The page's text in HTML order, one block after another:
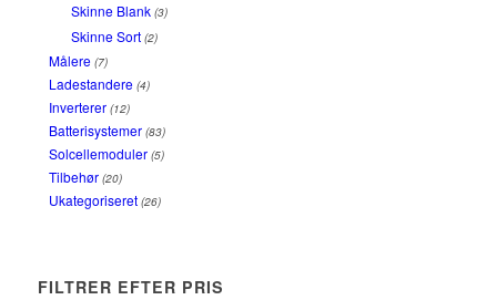
Skinne Blank (3)
Skinne Sort (2)
Målere (7)
Ladestandere (4)
Inverterer (12)
Batterisystemer (83)
Solcellemoduler (5)
Tilbehør (20)
Ukategoriseret (26)
FILTRER EFTER PRIS